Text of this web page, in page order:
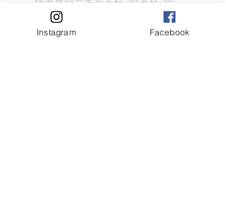
請盡量顯示毛孩全貌 (可多於1張)
客人名字 Customer Name
Instagram Facebook